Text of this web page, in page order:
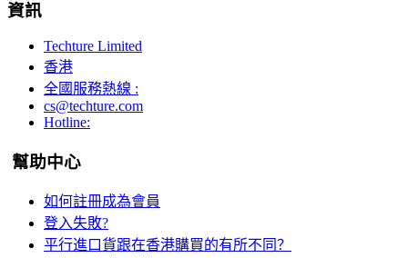
資訊
Techture Limited
香港
全國服務熱線 :
cs@techture.com
Hotline:
幫助中心
如何註冊成為會員
登入失敗?
平行進口貨跟在香港購買的有所不同？